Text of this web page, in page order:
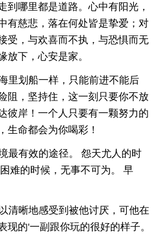
到哪里都是道路。心中有阳光，
有慈悲，落在何处皆是挚爱；对
受，与欢喜而不执，与恐惧而无
放下，心安是家。
里划船一样，只能前进不能后
阻，坚持住，这一刻只要你不放
彼岸！一个人只要有一颗努力的
生命都会为你喝彩！
最有效的途径。 怨天尤人的时
难的时候，无事不可为。 早
清晰地感受到被他讨厌，可他在
现的'一副跟你玩的很好的样子。